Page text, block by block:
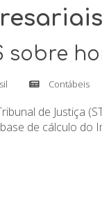
sobre
Contábeis
de Justiça
de cálculo do